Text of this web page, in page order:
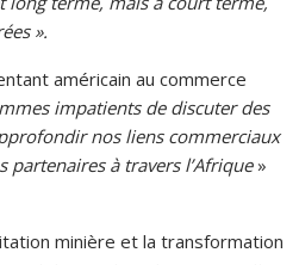
».
américain au commerce
impatients de discuter des
nos liens commerciaux
partenaires à travers l’Afrique»
minière et la transformation